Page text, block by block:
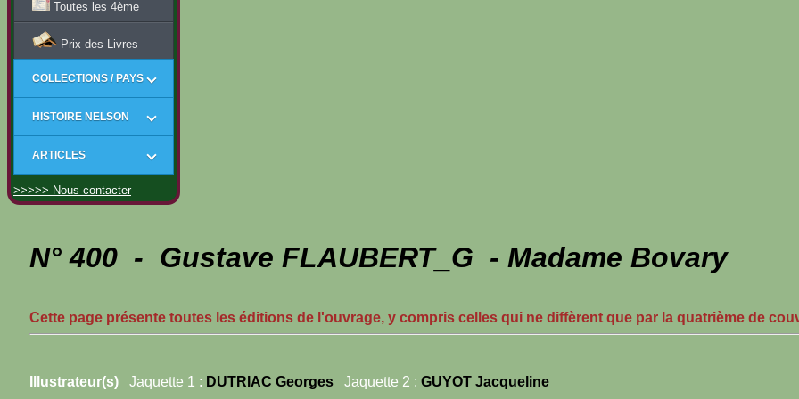
Toutes les 4ème
Prix des Livres
COLLECTIONS / PAYS
HISTOIRE NELSON
ARTICLES
>>>>> Nous contacter
N° 400 - Gustave FLAUBERT_G - Madame Bovary
Cette page présente toutes les éditions de l'ouvrage, y compris celles qui ne diffèrent que par la quatrième de
Illustrateur(s) Jaquette 1 : DUTRIAC Georges Jaquette 2 : GUYOT Jacqueline